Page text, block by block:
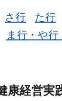
さ行
た行
ま行・や
康経営実